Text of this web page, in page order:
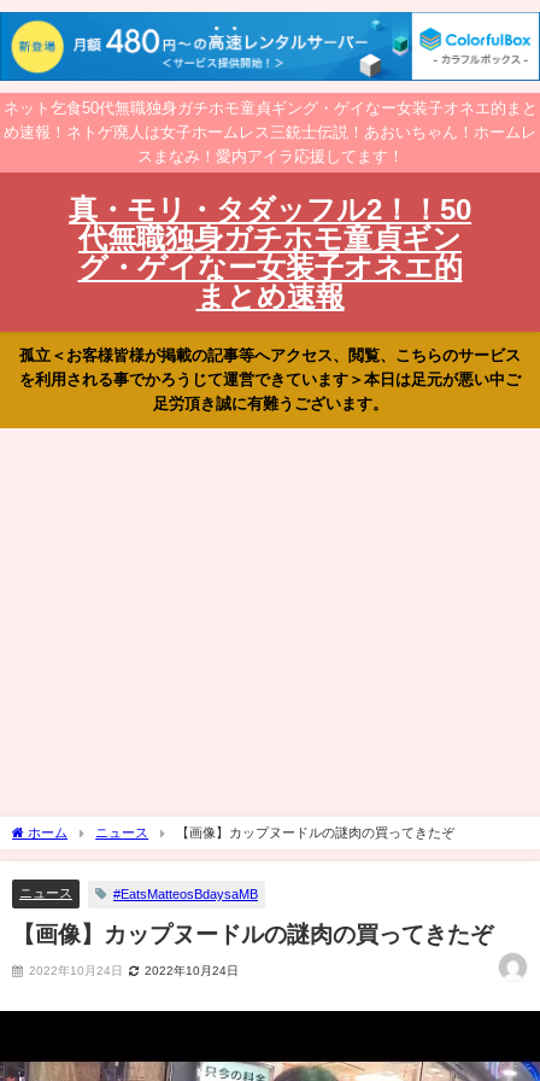
ネット乞食50代無職独身ガチホモ童貞ギング・ゲイなー女装子オネエ的まと
め速報！ネトゲ廃人は女子ホームレス三銃士伝説！あおいちゃん！ホームレ
スまなみ！愛内アイラ応援してます！
真・モリ・タダッフル2！！50
代無職独身ガチホモ童貞ギン
グ・ゲイなー女装子オネエ的
まとめ速報
孤立＜お客様皆様が掲載の記事等へアクセス、閲覧、こちらのサービス
を利用される事でかろうじて運営できています＞本日は足元が悪い中ご
足労頂き誠に有難うございます。
ホーム ニュース 【画像】カップヌードルの謎肉の買ってきたぞ
ニュース #EatsMatteosBdaysaMB
【画像】カップヌードルの謎肉の買ってきたぞ
2022年10月24日 2022年10月24日